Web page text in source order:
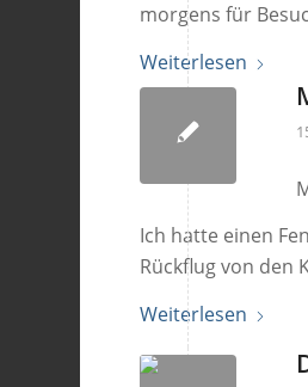
morgens für
Weiterlesen
Ich hatte einen
Rückflug von den
Weiterlesen